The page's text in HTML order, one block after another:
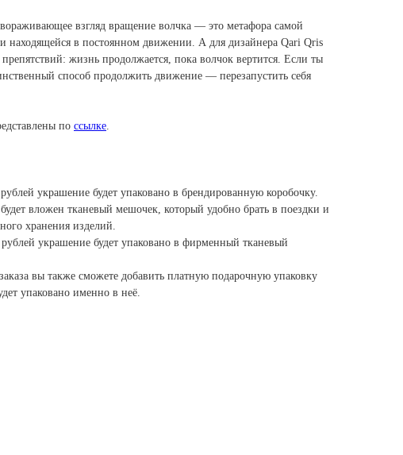
взгляд вращение волчка — это метафора самой
находящейся в постоянном движении. А для дизайнера Qari Qris
жизнь продолжается, пока волчок вертится. Если ты
способ продолжить движение — перезапустить себя
по ссылке.
украшение будет упаковано в брендированную коробочку.
вложен тканевый мешочек, который удобно брать в поездки и
хранения изделий.
украшение будет упаковано в фирменный тканевый
вы также сможете добавить платную подарочную упаковку
упаковано именно в неё.